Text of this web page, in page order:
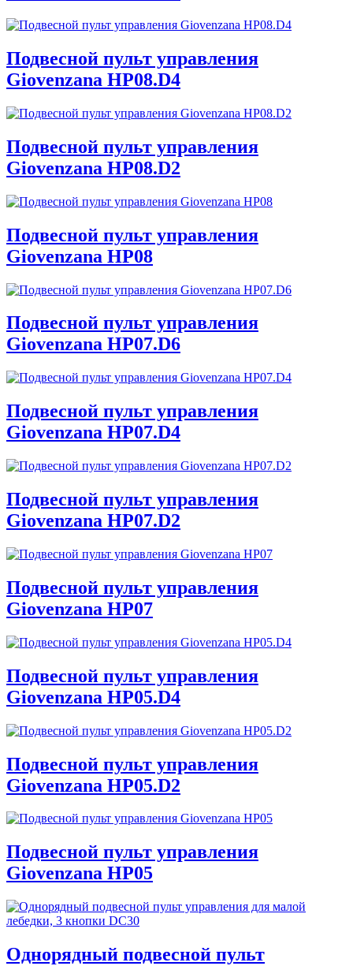
Подвесной пульт управления
Giovenzana HP08.D4
Подвесной пульт управления
Giovenzana HP08.D2
Подвесной пульт управления
Giovenzana HP08
Подвесной пульт управления
Giovenzana HP07.D6
Подвесной пульт управления
Giovenzana HP07.D4
Подвесной пульт управления
Giovenzana HP07.D2
Подвесной пульт управления
Giovenzana HP07
Подвесной пульт управления
Giovenzana HP05.D4
Подвесной пульт управления
Giovenzana HP05.D2
Подвесной пульт управления
Giovenzana HP05
Однорядный подвесной пульт